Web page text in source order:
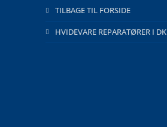
TILBAGE TIL FORSIDE
HVIDEVARE REPARATØRER I DK